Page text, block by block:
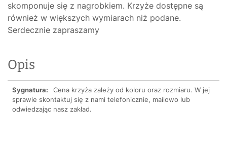
skomponuje się z nagrobkiem. Krzyże dostępne są
również w większych wymiarach niż podane.
Serdecznie zapraszamy
Opis
Sygnatura:
Cena krzyża zależy od koloru oraz rozmiaru. W jej
sprawie skontaktuj się z nami telefonicznie, mailowo lub
odwiedzając nasz zakład.